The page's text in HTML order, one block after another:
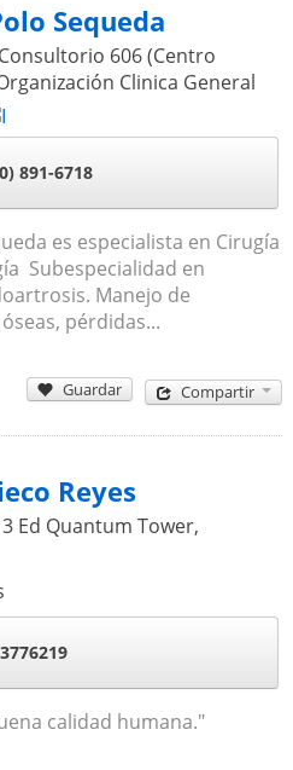
Sequeda
606 (Centro
Clinica General
891-6718
es especialista en Cirugía
Subespecialidad en
Manejo de
pérdidas...
Guardar Compartir
Reyes
Ed Quantum Tower,
3776219
calidad humana."